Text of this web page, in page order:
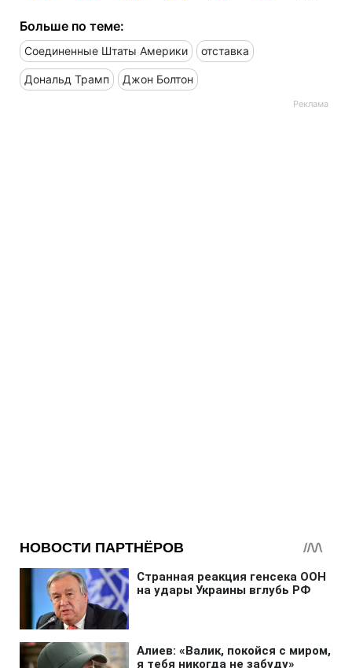
Больше по теме:
Соединенные Штаты Америки отставка
Дональд Трамп Джон Болтон